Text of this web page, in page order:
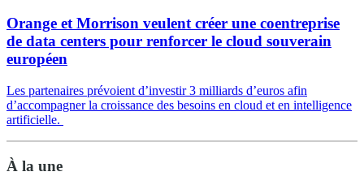
Orange et Morrison veulent créer une coentreprise
de data centers pour renforcer le cloud souverain
européen
Les partenaires prévoient d’investir 3 milliards d’euros afin
d’accompagner la croissance des besoins en cloud et en intelligence
artificielle.
À la une